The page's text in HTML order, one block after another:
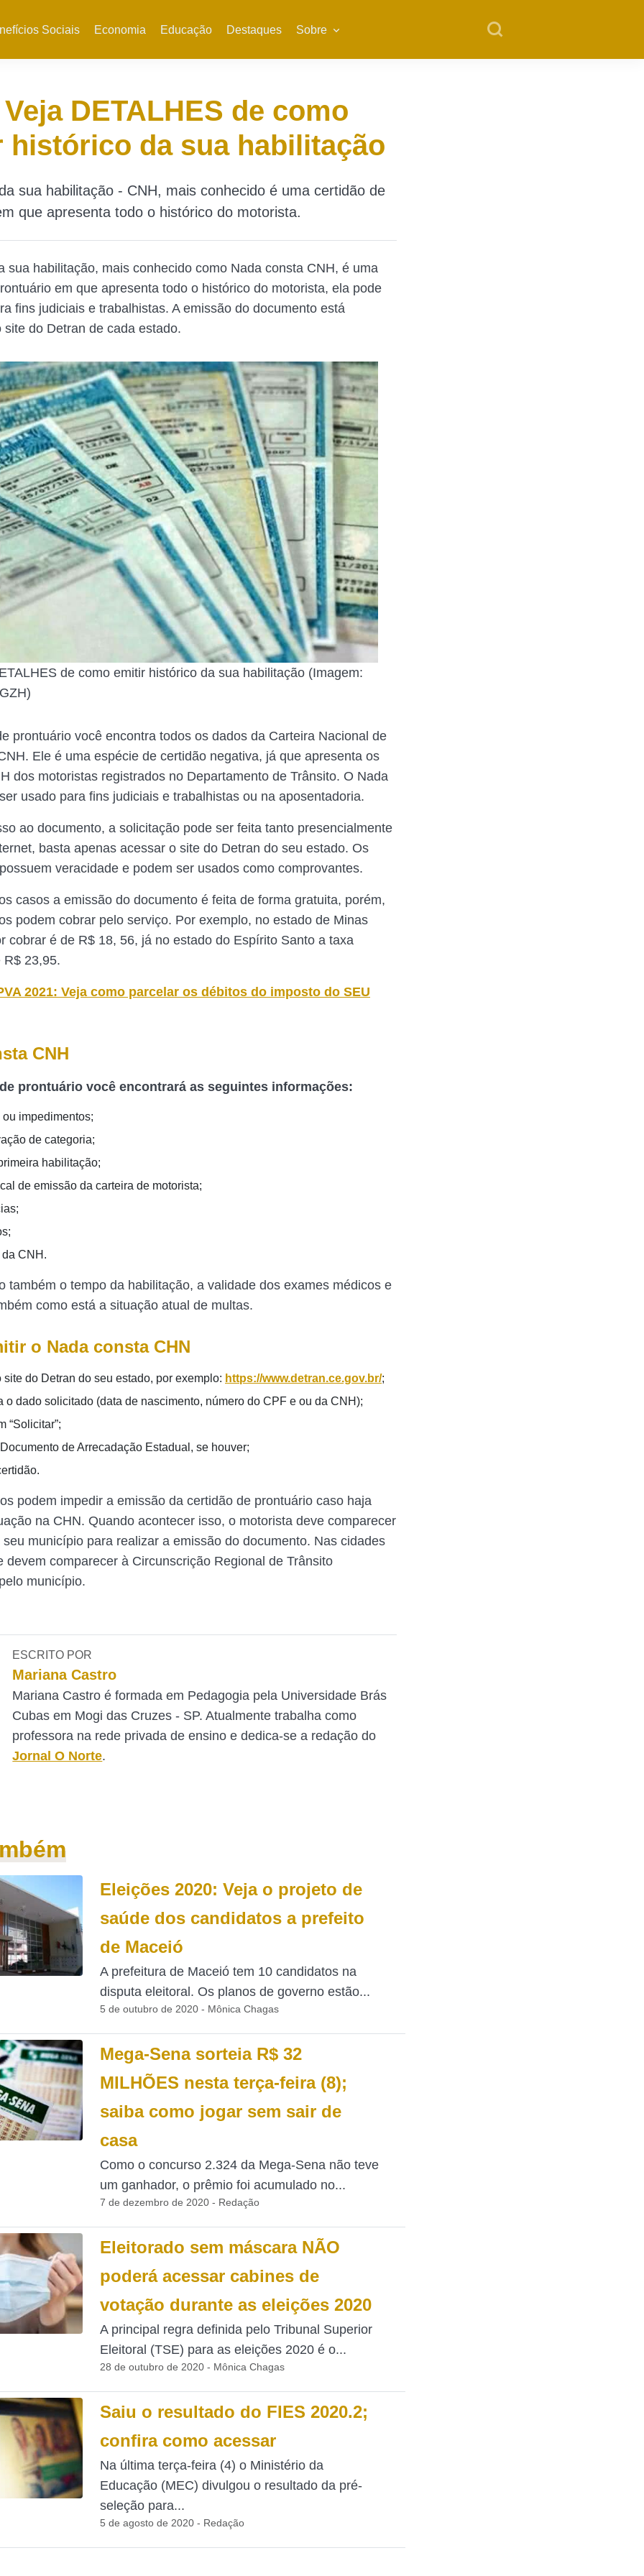
Sociais Economia Educação Destaques Sobre
DETALHES de como
histórico da sua habilitação
sua habilitação - CNH, mais conhecido é uma certidão de
que apresenta todo o histórico do motorista.
sua habilitação, mais conhecido como Nada consta CNH, é uma
em que apresenta todo o histórico do motorista, ela pode
fins judiciais e trabalhistas. A emissão do documento está
site do Detran de cada estado.
de como emitir histórico da sua habilitação (Imagem:
prontuário você encontra todos os dados da Carteira Nacional de
Ele é uma espécie de certidão negativa, já que apresenta os
dos motoristas registrados no Departamento de Trânsito. O Nada
usado para fins judiciais e trabalhistas ou na aposentadoria.
ao documento, a solicitação pode ser feita tanto presencialmente
basta apenas acessar o site do Detran do seu estado. Os
veracidade e podem ser usados como comprovantes.
casos a emissão do documento é feita de forma gratuita, porém,
podem cobrar pelo serviço. Por exemplo, no estado de Minas
cobrar é de R$ 18, 56, já no estado do Espírito Santo a taxa
R$ 23,95.
2021: Veja como parcelar os débitos do imposto do SEU
CNH
prontuário você encontrará as seguintes informações:
impedimentos;
de categoria;
habilitação;
de emissão da carteira de motorista;
CNH.
também o tempo da habilitação, a validade dos exames médicos e
como está a situação atual de multas.
o Nada consta CHN
site do Detran do seu estado, por exemplo: https://www.detran.ce.gov.br/;
o dado solicitado (data de nascimento, número do CPF e ou da CNH);
“Solicitar”;
de Arrecadação Estadual, se houver;
podem impedir a emissão da certidão de prontuário caso haja
na CHN. Quando acontecer isso, o motorista deve comparecer
município para realizar a emissão do documento. Nas cidades
devem comparecer à Circunscrição Regional de Trânsito
município.
ESCRITO POR
Mariana Castro
Mariana Castro é formada em Pedagogia pela Universidade Brás
Cubas em Mogi das Cruzes - SP. Atualmente trabalha como
professora na rede privada de ensino e dedica-se a redação do
Jornal O Norte.
Eleições 2020: Veja o projeto de
saúde dos candidatos a prefeito
de Maceió
A prefeitura de Maceió tem 10 candidatos na
disputa eleitoral. Os planos de governo estão...
5 de outubro de 2020 - Mônica Chagas
Mega-Sena sorteia R$ 32
MILHÕES nesta terça-feira (8);
saiba como jogar sem sair de
casa
Como o concurso 2.324 da Mega-Sena não teve
um ganhador, o prêmio foi acumulado no...
7 de dezembro de 2020 - Redação
Eleitorado sem máscara NÃO
poderá acessar cabines de
votação durante as eleições 2020
A principal regra definida pelo Tribunal Superior
Eleitoral (TSE) para as eleições 2020 é o...
28 de outubro de 2020 - Mônica Chagas
Saiu o resultado do FIES 2020.2;
confira como acessar
Na última terça-feira (4) o Ministério da
Educação (MEC) divulgou o resultado da pré-
seleção para...
5 de agosto de 2020 - Redação